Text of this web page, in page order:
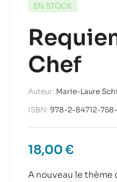
EN STOCK
Chef
Auteur: Marie-Laure
ISBN: 978-2-84712-
18,00 €
A nouveau le thème